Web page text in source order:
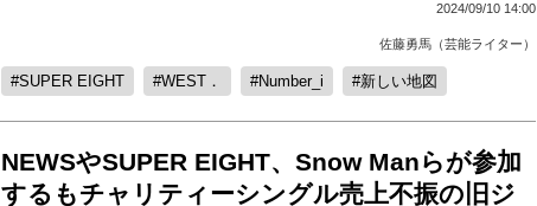
2024/09/10 14:00
佐藤勇馬（芸能ライター）
SUPER EIGHT WEST． Number_i 新しい地図
NEWSやSUPER EIGHT、Snow Manらが参加
するもチャリティーシングル売上不振の旧ジ